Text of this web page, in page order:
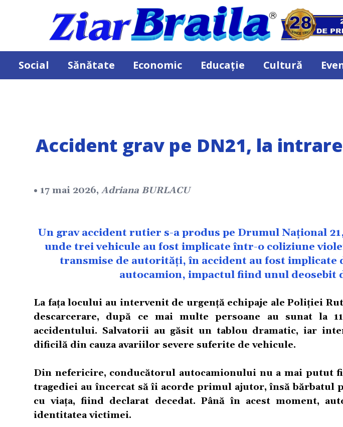
Social Sănătate Economic Educație Cultură
Accident grav pe DN21, la
• 17 mai 2026,Adriana BURLACU
Un grav accident rutier s-a produs pe Drumul Național
unde trei vehicule au fost implicate într-o coliziune
transmise de autorități, în accident au fost implicate
autocamion, impactul fiind unul deosebit
La fața locului au intervenit de urgență echipaje ale Poliției
descarcerare, după ce mai multe persoane au sunat la
accidentului. Salvatorii au găsit un tablou dramatic, iar
dificilă din cauza avariilor severe suferite de vehicule.
Din nefericire, conducătorul autocamionului nu a mai putut
tragediei au încercat să îi acorde primul ajutor, însă bărbatul
cu viața, fiind declarat decedat. Până în acest moment,
identitatea victimei.